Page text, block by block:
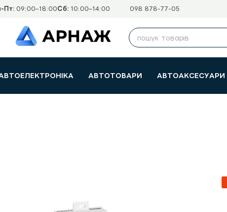
Пт: 09:00–18:00Сб: 10:00–14:00 098 878-77-05
АВТОТОВАРИ АВТОАКСЕСУАРИ